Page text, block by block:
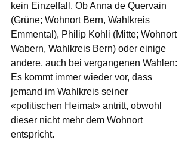
kein Einzelfall. Ob Anna de Quervain
(Grüne; Wohnort Bern, Wahlkreis
Emmental), Philip Kohli (Mitte; Wohnort
Wabern, Wahlkreis Bern) oder einige
andere, auch bei vergangenen Wahlen:
Es kommt immer wieder vor, dass
jemand im Wahlkreis seiner
«politischen Heimat» antritt, obwohl
dieser nicht mehr dem Wohnort
entspricht.